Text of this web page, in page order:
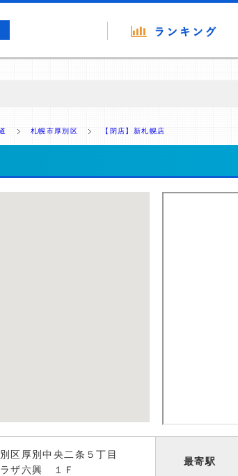
供を行っています。
札幌市厚別区 【閉店】新札幌店
区厚別中央二条５丁目
ザ六興 １Ｆ
最寄駅